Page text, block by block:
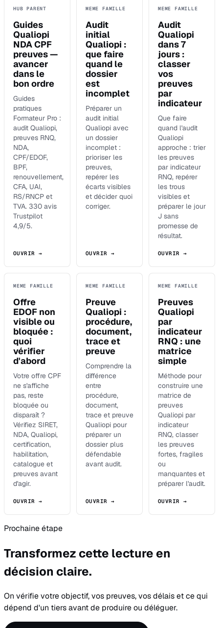
HUB PARENT
Guides
Qualiopi
NDA CPF
preuves —
avancer
dans le
bon ordre
Guides
pratiques
Formateur Pro :
audit Qualiopi,
preuves RNQ,
NDA,
CPF/EDOF,
BPF,
renouvellement,
CFA, UAI,
RS/RNCP et
TVA. 330 avis
Trustpilot
4,9/5.
OUVRIR →
MEME FAMILLE
Audit
initial
Qualiopi :
que faire
quand le
dossier
est
incomplet
Préparer un
audit initial
Qualiopi avec
un dossier
incomplet :
prioriser les
preuves,
repérer les
écarts visibles
et décider quoi
corriger.
OUVRIR →
MEME FAMILLE
Audit
Qualiopi
dans 7
jours :
classer
vos
preuves
par
indicateur
Que faire
quand l'audit
Qualiopi
approche : trier
les preuves
par indicateur
RNQ, repérer
les trous
visibles et
préparer le jour
J sans
promesse de
résultat.
OUVRIR →
MEME FAMILLE
Offre
EDOF non
visible ou
bloquée :
quoi
vérifier
d'abord
Votre offre CPF
ne s'affiche
pas, reste
bloquée ou
disparaît ?
Vérifiez SIRET,
NDA, Qualiopi,
certification,
habilitation,
catalogue et
preuves avant
d'agir.
OUVRIR →
MEME FAMILLE
Preuve
Qualiopi :
procédure,
document,
trace et
preuve
Comprendre la
différence
entre
procédure,
document,
trace et preuve
Qualiopi pour
préparer un
dossier plus
défendable
avant audit.
OUVRIR →
MEME FAMILLE
Preuves
Qualiopi
par
indicateur
RNQ : une
matrice
simple
Méthode pour
construire une
matrice de
preuves
Qualiopi par
indicateur
RNQ, classer
les preuves
fortes, fragiles
ou
manquantes et
préparer l'audit.
OUVRIR →
Prochaine étape
Transformez cette lecture en
décision claire.
On vérifie votre objectif, vos preuves, vos délais et ce qui
dépend d'un tiers avant de produire ou déléguer.